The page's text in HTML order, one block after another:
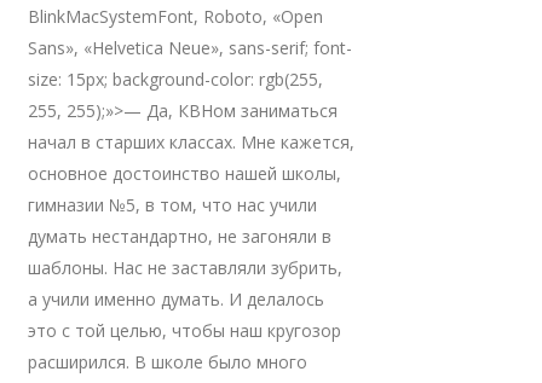
BlinkMacSystemFont, Roboto, «Open
Sans», «Helvetica Neue», sans-serif; font-
size: 15px; background-color: rgb(255,
255, 255);»>— Да, КВНом заниматься
начал в старших классах. Мне кажется,
основное достоинство нашей школы,
гимназии №5, в том, что нас учили
думать нестандартно, не загоняли в
шаблоны. Нас не заставляли зубрить,
а учили именно думать. И делалось
это с той целью, чтобы наш кругозор
расширился. В школе было много